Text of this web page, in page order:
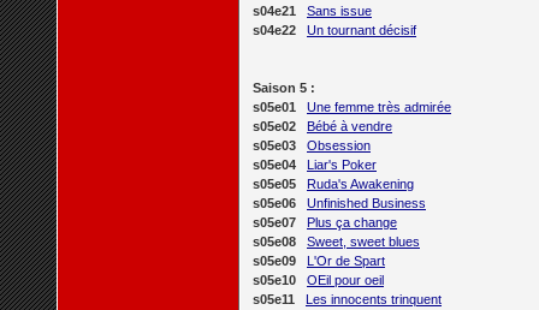
s04e21
Sans issue
s04e22
Un tournant décisif
Saison 5 :
s05e01
Une femme très admirée
s05e02
Bébé à vendre
s05e03
Obsession
s05e04
Liar's Poker
s05e05
Ruda's Awakening
s05e06
Unfinished Business
s05e07
Plus ça change
s05e08
Sweet, sweet blues
s05e09
L'Or de Spart
s05e10
OEil pour oeil
s05e11
Les innocents trinquent